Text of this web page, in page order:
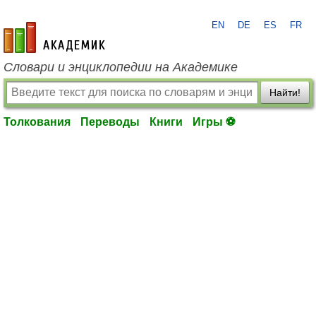
academic.ru
EN DE ES FR
Словари и энциклопедии на Академике
Найти!
Толкования Переводы Книги Игры ⚽